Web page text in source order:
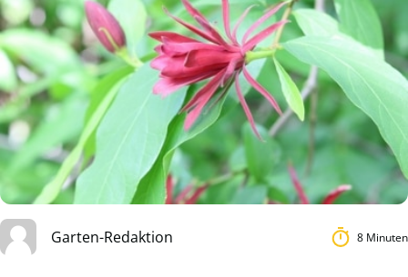
Garten-Redaktion 8 Minuten